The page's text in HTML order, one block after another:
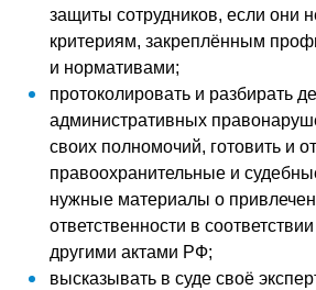
защиты сотрудников, если они
критериям, закреплённым
и нормативами;
протоколировать и разбирать
административных
своих полномочий, готовить и
правоохранительные и
нужные материалы о
ответственности в
другими актами РФ;
высказывать в суде своё